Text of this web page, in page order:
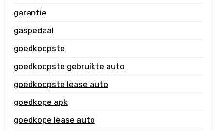
garantie
gaspedaal
goedkoopste
goedkoopste gebruikte auto
goedkoopste lease auto
goedkope apk
goedkope lease auto